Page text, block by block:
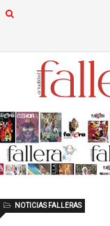
NOTICIAS FALLERAS